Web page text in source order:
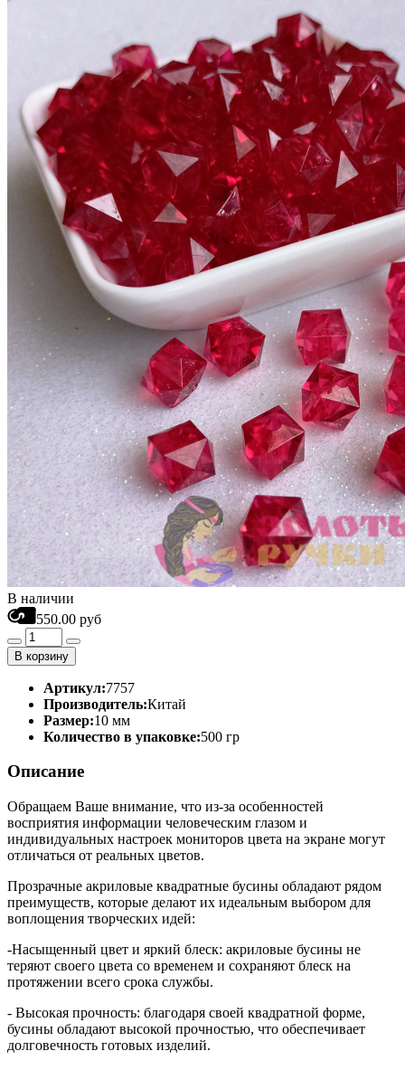
В наличии
550.00 руб
В корзину
Артикул:7757
Производитель:Китай
Размер:10 мм
Количество в упаковке:500 гр
Описание
Обращаем Ваше внимание, что из-за особенностей
восприятия информации человеческим глазом и
индивидуальных настроек мониторов цвета на экране могут
отличаться от реальных цветов.
Прозрачные акриловые квадратные бусины обладают рядом
преимуществ, которые делают их идеальным выбором для
воплощения творческих идей:
-Насыщенный цвет и яркий блеск: акриловые бусины не
теряют своего цвета со временем и сохраняют блеск на
протяжении всего срока службы.
- Высокая прочность: благодаря своей квадратной форме,
бусины обладают высокой прочностью, что обеспечивает
долговечность готовых изделий.